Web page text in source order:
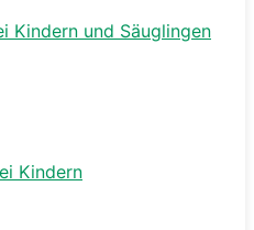
Kindern und Säuglingen
Kindern